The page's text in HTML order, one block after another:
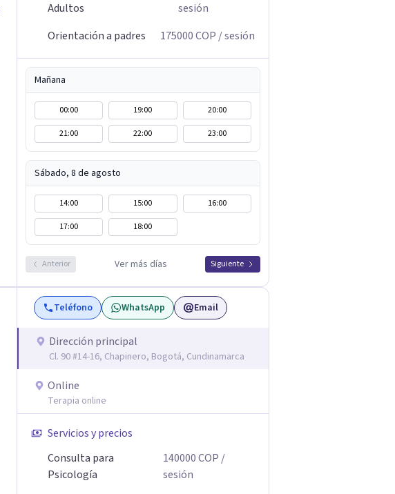
Adultos
sesión
Orientación a padres
175000COP / sesión
Mañana
00:00 19:00
20:00
21:00
22:00 23:00
Sábado, 8 de agosto
14:00 15:00
16:00
17:00
18:00
Anterior Ver más días Siguiente
Teléfono WhatsApp Email
Dirección principal
Cl. 90 #14-16, Chapinero, Bogotá, Cundinamarca
Online
Terapia online
Servicios y precios
Consulta para
Psicología
140000COP /
sesión